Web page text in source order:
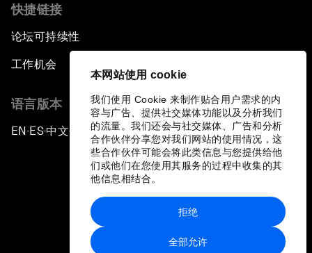
本网站使用 cookie
我们使用 Cookie 来制作贴合用户需求的内
容与广告、提供社交媒体功能以及分析我们
的流量。我们还会与社交媒体、广告和分析
合作伙伴分享您对我们网站的使用情况，这
些合作伙伴可能会将此类信息与您提供给他
们或他们在您使用其服务的过程中收集的其
他信息相结合。
全部允许
拒绝
快捷链接
论坛可持续性
工作机会
语言版本
EN ▪ES▪中文▪ 日本語
站点地图